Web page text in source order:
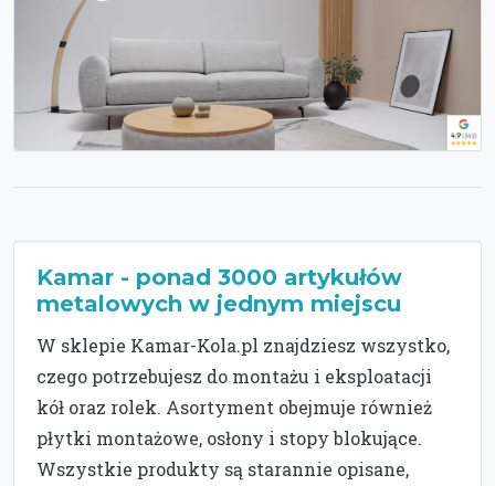
Kamar - ponad 3000 artykułów
metalowych w jednym miejscu
W sklepie Kamar-Kola.pl znajdziesz wszystko,
czego potrzebujesz do montażu i eksploatacji
kół oraz rolek. Asortyment obejmuje również
płytki montażowe, osłony i stopy blokujące.
Wszystkie produkty są starannie opisane,